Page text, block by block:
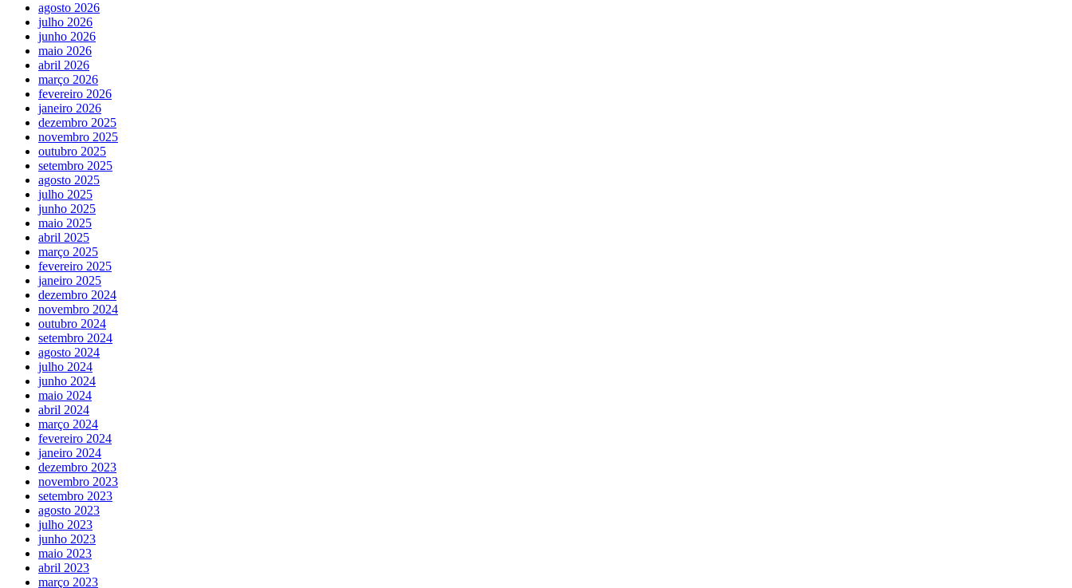
agosto 2026
julho 2026
junho 2026
maio 2026
abril 2026
março 2026
fevereiro 2026
janeiro 2026
dezembro 2025
novembro 2025
outubro 2025
setembro 2025
agosto 2025
julho 2025
junho 2025
maio 2025
abril 2025
março 2025
fevereiro 2025
janeiro 2025
dezembro 2024
novembro 2024
outubro 2024
setembro 2024
agosto 2024
julho 2024
junho 2024
maio 2024
abril 2024
março 2024
fevereiro 2024
janeiro 2024
dezembro 2023
novembro 2023
setembro 2023
agosto 2023
julho 2023
junho 2023
maio 2023
abril 2023
março 2023